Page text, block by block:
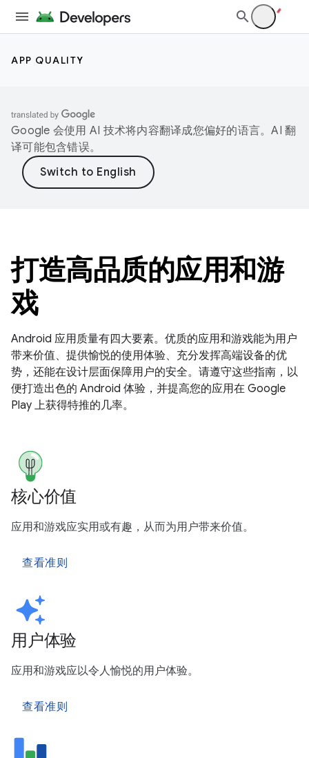
APP QUALITY
Google 会使用 AI 技术将内容翻译成您偏好的语言。AI 翻
译可能包含错误。
打造高品质的应用和游
戏
Android 应用质量有四大要素。优质的应用和游戏能为用户
带来价值、提供愉悦的使用体验、充分发挥高端设备的优
势，还能在设计层面保障用户的安全。请遵守这些指南，以
便打造出色的 Android 体验，并提高您的应用在 Google
Play 上获得特推的几率。
核心价值
应用和游戏应实用或有趣，从而为用户带来价值。
查看准则
用户体验
应用和游戏应以令人愉悦的用户体验。
查看准则